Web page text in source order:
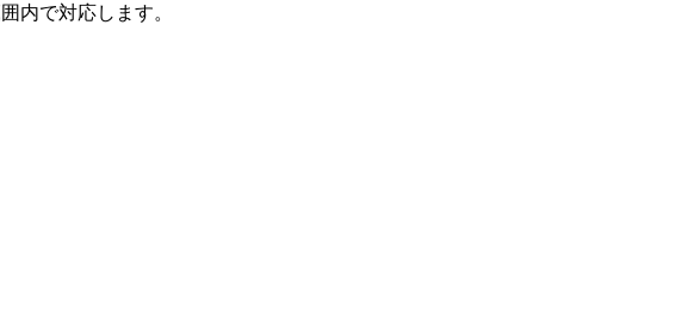
内で対応します。